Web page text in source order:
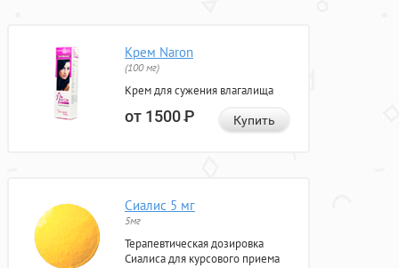
Крем Naron
(100 мг)
Крем для сужения влагалища
от 1500Р Купить
Сиалис 5 мг
5мг
Терапевтическая дозировка
Сиалиса для курсового приема